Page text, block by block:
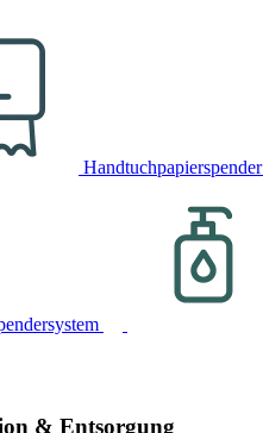
Handtuchpapierspender
& Entsorgung